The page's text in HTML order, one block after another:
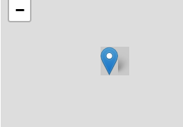
−